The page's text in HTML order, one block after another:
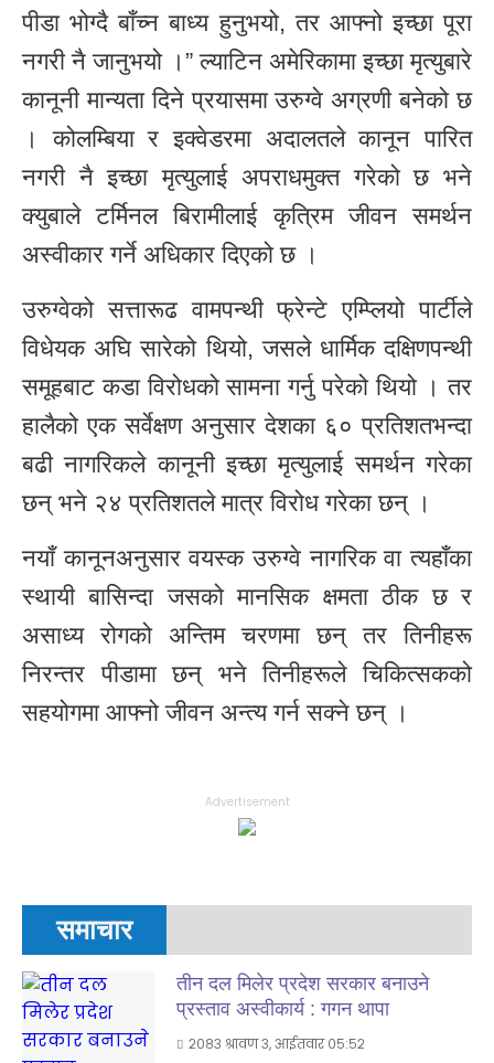
पीडा भोग्दै बाँच्न बाध्य हुनुभयो, तर आफ्नो इच्छा पूरा
नगरी नै जानुभयो ।” ल्याटिन अमेरिकामा इच्छा मृत्युबारे
कानूनी मान्यता दिने प्रयासमा उरुग्वे अग्रणी बनेको छ
। कोलम्बिया र इक्वेडरमा अदालतले कानून पारित
नगरी नै इच्छा मृत्युलाई अपराधमुक्त गरेको छ भने
क्युबाले टर्मिनल बिरामीलाई कृत्रिम जीवन समर्थन
अस्वीकार गर्ने अधिकार दिएको छ ।
उरुग्वेको सत्तारूढ वामपन्थी फ्रेन्टे एम्प्लियो पार्टीले
विधेयक अघि सारेको थियो, जसले धार्मिक दक्षिणपन्थी
समूहबाट कडा विरोधको सामना गर्नु परेको थियो । तर
हालैको एक सर्वेक्षण अनुसार देशका ६० प्रतिशतभन्दा
बढी नागरिकले कानूनी इच्छा मृत्युलाई समर्थन गरेका
छन् भने २४ प्रतिशतले मात्र विरोध गरेका छन् ।
नयाँ कानूनअनुसार वयस्क उरुग्वे नागरिक वा त्यहाँका
स्थायी बासिन्दा जसको मानसिक क्षमता ठीक छ र
असाध्य रोगको अन्तिम चरणमा छन् तर तिनीहरू
निरन्तर पीडामा छन् भने तिनीहरूले चिकित्सकको
सहयोगमा आफ्नो जीवन अन्त्य गर्न सक्ने छन् ।
Advertisement
समाचार
तीन दल मिलेर प्रदेश सरकार बनाउने
प्रस्ताव अस्वीकार्य : गगन थापा
२०८३ श्रावण ३, आईतवार ०५:५२